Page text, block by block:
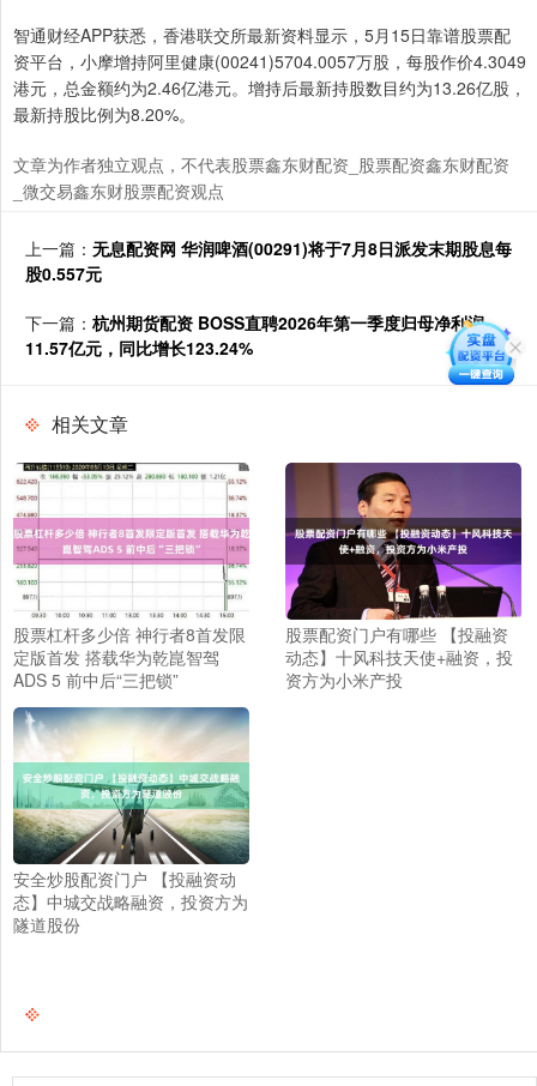
智通财经APP获悉，香港联交所最新资料显示，5月15日靠谱股票配
资平台，小摩增持阿里健康(00241)5704.0057万股，每股作价4.3049
港元，总金额约为2.46亿港元。增持后最新持股数目约为13.26亿股，
最新持股比例为8.20%。
文章为作者独立观点，不代表股票鑫东财配资_股票配资鑫东财配资
_微交易鑫东财股票配资观点
上一篇： 无息配资网 华润啤酒(00291)将于7月8日派发末期股息每
股0.557元
下一篇： 杭州期货配资 BOSS直聘2026年第一季度归母净利润
11.57亿元，同比增长123.24%
相关文章
股票杠杆多少倍 神行者8首发限
定版首发 搭载华为乾崑智驾
ADS 5 前中后“三把锁”
股票配资门户有哪些 【投融资
动态】十风科技天使+融资，投
资方为小米产投
安全炒股配资门户 【投融资动
态】中城交战略融资，投资方为
隧道股份